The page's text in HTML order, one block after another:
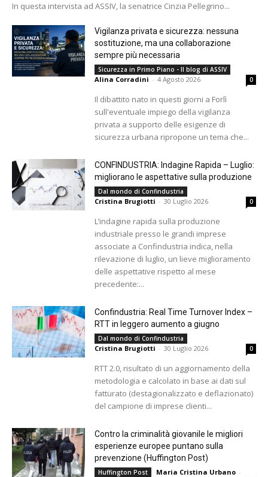
In questa intervista ad ASSIV, la senatrice Cinzia Pellegrino...
Vigilanza privata e sicurezza: nessuna
sostituzione, ma una collaborazione
sempre più necessaria
Sicurezza in Primo Piano - Il blog di ASSIV
Alina Corradini - 4 Agosto 2026 0
Il dibattito nato in questi giorni a Forlì
sull'eventuale impiego della vigilanza
privata a supporto delle esigenze di
sicurezza urbana ripropone un tema che...
CONFINDUSTRIA: Indagine Rapida – Luglio:
migliorano le aspettative sulla produzione
Dal mondo di Confindustria
Cristina Brugiotti - 30 Luglio 2026 0
L’indagine rapida sulla produzione
industriale presso le grandi imprese
associate a Confindustria indica, nella
rilevazione di luglio, un lieve miglioramento
delle aspettative rispetto al mese
precedente:...
Confindustria: Real Time Turnover Index –
RTT in leggero aumento a giugno
Dal mondo di Confindustria
Cristina Brugiotti - 30 Luglio 2026 0
RTT 2.0, risultato di un aggiornamento della
metodologia e calcolato in base ai dati sul
fatturato (destagionalizzato e deflazionato)
del campione di imprese clienti...
Contro la criminalità giovanile le migliori
esperienze europee puntano sulla
prevenzione (Huffington Post)
Huffington Post Maria Cristina Urbano -